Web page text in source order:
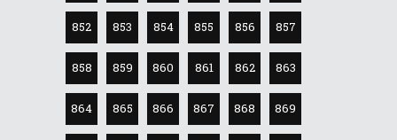
852 853 854 855 856 857
858 859 860 861 862 863
864 865 866 867 868 869